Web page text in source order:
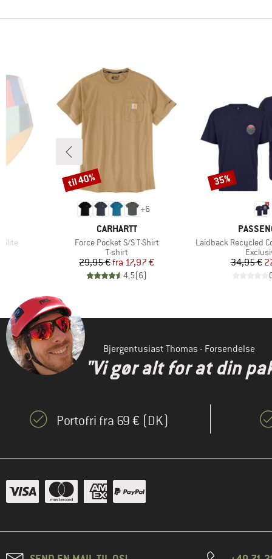
Slite
+6
MÆRKE
CARHARTT
Artikel
Force Pocket S/S T-Shirt
Produktgruppe
T-shirt
Pris
29,95 € Nedsat pris
fra 17,97 €
4,5(6)
Rabat
til 40%
MÆRKE
Artikel
Laidback Recycled
34,95 €
Rabat
35%
Bjergentusiast Thomas - Forsendelse
"Vi gør alt for at din
Portofri fra 69 € (DK)